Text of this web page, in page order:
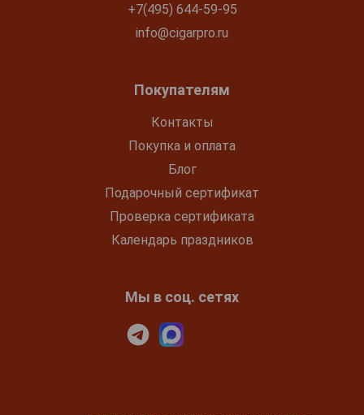
+7(495) 644-59-95
info@cigarpro.ru
Покупателям
Контакты
Покупка и оплата
Блог
Подарочный сертификат
Проверка сертификата
Календарь праздников
Мы в соц. сетях